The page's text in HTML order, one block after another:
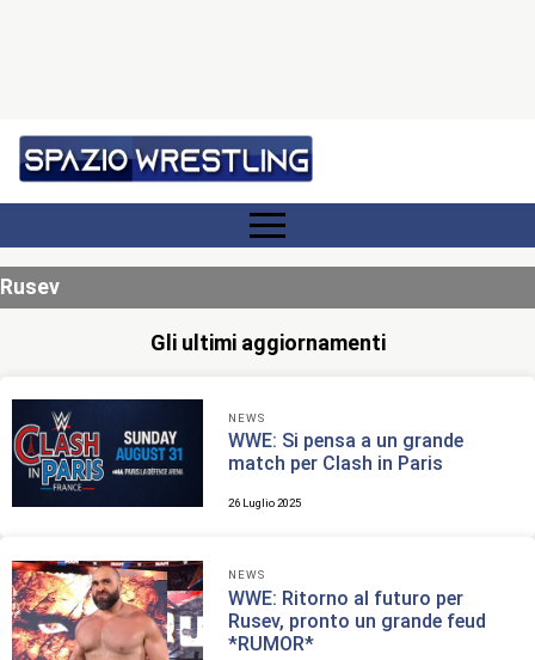
Rusev
Gli ultimi aggiornamenti
NEWS
WWE: Si pensa a un grande
match per Clash in Paris
26 Luglio 2025
NEWS
WWE: Ritorno al futuro per
Rusev, pronto un grande feud
*RUMOR*